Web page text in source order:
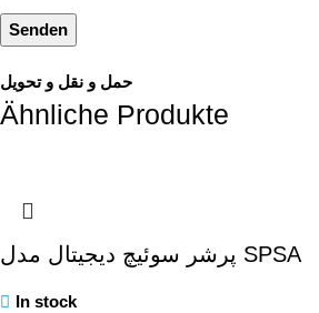
حمل و نقل و تحویل
Ähnliche Produkte
پرشر سوئیچ دیجیتال مدل SPSA
In stock